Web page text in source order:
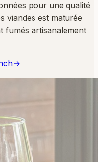
pour une qualité
viandes est maturée
fumés artisanalement
→